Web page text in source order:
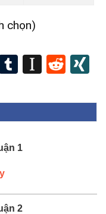
chọn)
Tumblr
1
2